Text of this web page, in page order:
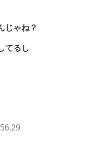
じゃね？
てるし